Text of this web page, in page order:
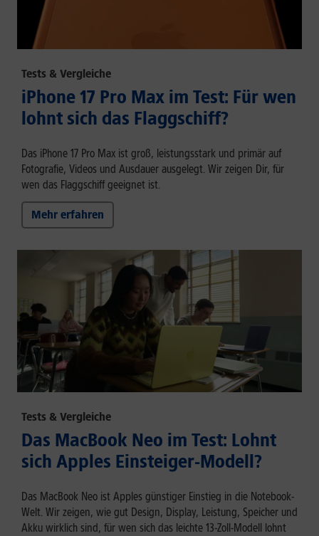
Tests & Vergleiche
iPhone 17 Pro Max im Test: Für wen
lohnt sich das Flaggschiff?
Das iPhone 17 Pro Max ist groß, leistungsstark und primär auf
Fotografie, Videos und Ausdauer ausgelegt. Wir zeigen Dir, für
wen das Flaggschiff geeignet ist.
Mehr erfahren
Tests & Vergleiche
Das MacBook Neo im Test: Lohnt
sich Apples Einsteiger-Modell?
Das MacBook Neo ist Apples günstiger Einstieg in die Notebook-
Welt. Wir zeigen, wie gut Design, Display, Leistung, Speicher und
Akku wirklich sind, für wen sich das leichte 13-Zoll-Modell lohnt